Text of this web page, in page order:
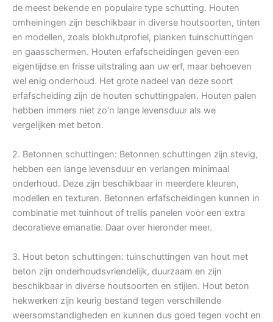
de meest bekende en populaire type schutting. Houten
omheiningen zijn beschikbaar in diverse houtsoorten, tinten
en modellen, zoals blokhutprofiel, planken tuinschuttingen
en gaasschermen. Houten erfafscheidingen geven een
eigentijdse en frisse uitstraling aan uw erf, maar behoeven
wel enig onderhoud. Het grote nadeel van deze soort
erfafscheiding zijn de houten schuttingpalen. Houten palen
hebben immers niet zo’n lange levensduur als we
vergelijken met beton.
2. Betonnen schuttingen: Betonnen schuttingen zijn stevig,
hebben een lange levensduur en verlangen minimaal
onderhoud. Deze zijn beschikbaar in meerdere kleuren,
modellen en texturen. Betonnen erfafscheidingen kunnen in
combinatie met tuinhout of trellis panelen voor een extra
decoratieve emanatie. Daar over hieronder meer.
3. Hout beton schuttingen: tuinschuttingen van hout met
beton zijn onderhoudsvriendelijk, duurzaam en zijn
beschikbaar in diverse houtsoorten en stijlen. Hout beton
hekwerken zijn keurig bestand tegen verschillende
weersomstandigheden en kunnen dus goed tegen vocht en